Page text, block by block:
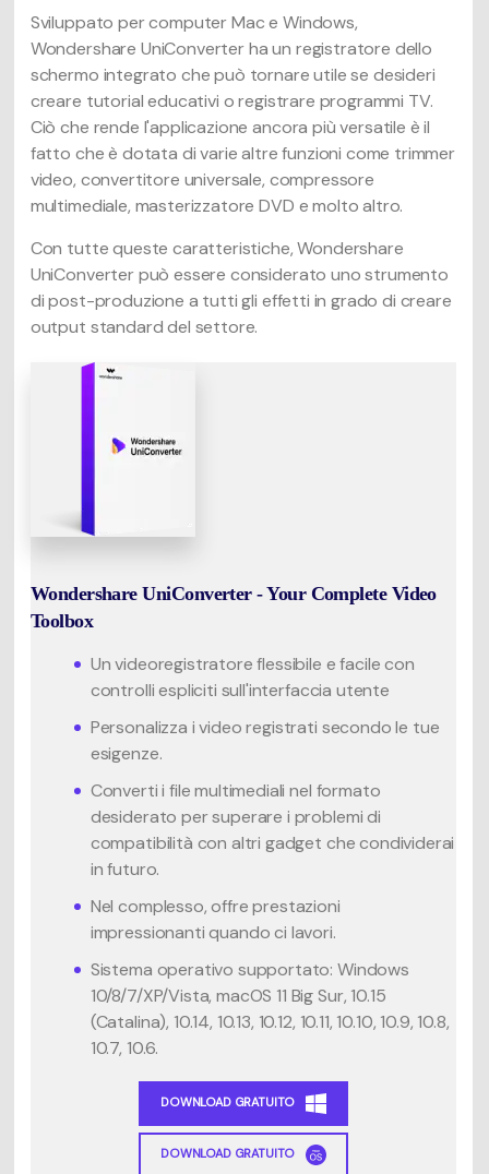
Sviluppato per computer Mac e Windows,
Wondershare UniConverter ha un registratore dello
schermo integrato che può tornare utile se desideri
creare tutorial educativi o registrare programmi TV.
Ciò che rende l'applicazione ancora più versatile è il
fatto che è dotata di varie altre funzioni come trimmer
video, convertitore universale, compressore
multimediale, masterizzatore DVD e molto altro.
Con tutte queste caratteristiche, Wondershare
UniConverter può essere considerato uno strumento
di post-produzione a tutti gli effetti in grado di creare
output standard del settore.
Wondershare UniConverter - Your Complete Video
Toolbox
Un videoregistratore flessibile e facile con
controlli espliciti sull'interfaccia utente
Personalizza i video registrati secondo le tue
esigenze.
Converti i file multimediali nel formato
desiderato per superare i problemi di
compatibilità con altri gadget che condividerai
in futuro.
Nel complesso, offre prestazioni
impressionanti quando ci lavori.
Sistema operativo supportato: Windows
10/8/7/XP/Vista, macOS 11 Big Sur, 10.15
(Catalina), 10.14, 10.13, 10.12, 10.11, 10.10, 10.9, 10.8,
10.7, 10.6.
DOWNLOAD GRATUITO
DOWNLOAD GRATUITO